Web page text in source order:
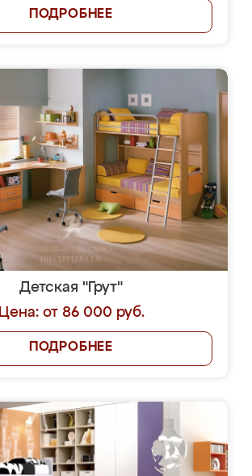
ПОДРОБНЕЕ
Детская "Грут"
Цена: от 86 000 руб.
ПОДРОБНЕЕ